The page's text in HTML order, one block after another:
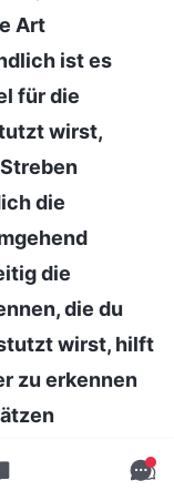
Art
ist es
für die
wirst,
die
die
die du
wirst, hilft
zu erkennen
zu